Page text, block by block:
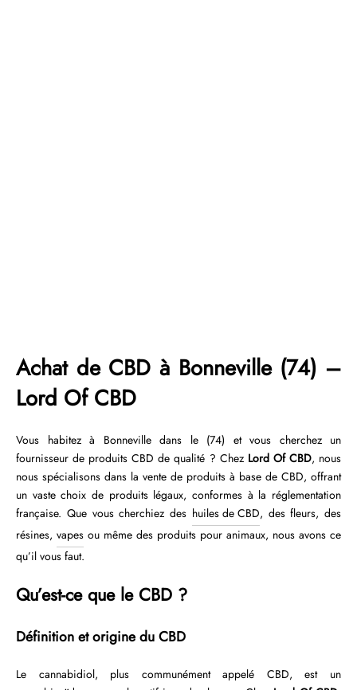
Achat de CBD à Bonneville (74) –
Lord Of CBD
Vous habitez à Bonneville dans le (74) et vous cherchez un
fournisseur de produits CBD de qualité ? Chez Lord Of CBD, nous
nous spécialisons dans la vente de produits à base de CBD, offrant
un vaste choix de produits légaux, conformes à la réglementation
française. Que vous cherchiez des huiles de CBD, des fleurs, des
résines, vapes ou même des produits pour animaux, nous avons ce
qu’il vous faut.
Qu’est-ce que le CBD ?
Définition et origine du CBD
Le cannabidiol, plus communément appelé CBD, est un